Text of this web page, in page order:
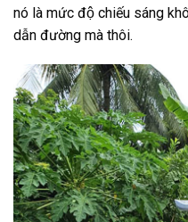
nó là mức độ chiếu sáng
dẫn đường mà thôi.